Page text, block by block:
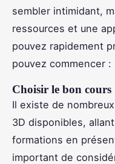
sembler intimidant,
ressources et une
pouvez rapidement
pouvez commencer :
Choisir le bon cours
Il existe de
3D disponibles,
formations en
important de